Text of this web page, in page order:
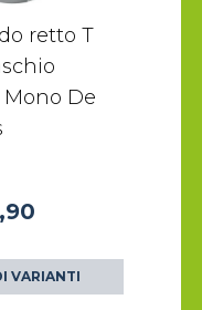
retto T
De
,90
VARIANTI